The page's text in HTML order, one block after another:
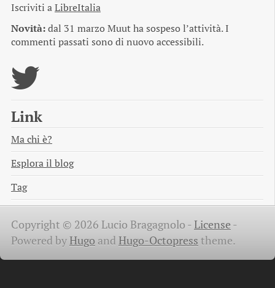
Iscriviti aLibreItalia
Novità:dal 31 marzo Muut ha sospeso l’attività. I
commenti passati sono di nuovo accessibili.
Link
Ma chi è?
Esplora il blog
Tag
Copyright © 2026 Lucio Bragagnolo -License -
Powered byHugo and Hugo-Octopress theme.